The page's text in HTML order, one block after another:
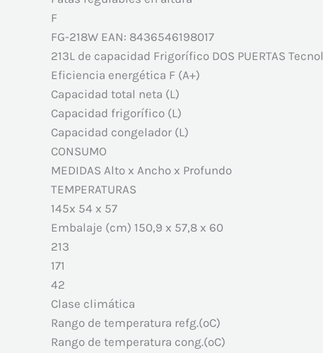
F
FG-218W EAN: 8436546198017
213L de capacidad Frigorífico DOS PUERTAS
Eficiencia energética F (A+)
Capacidad total neta (L)
Capacidad frigorífico (L)
Capacidad congelador (L)
CONSUMO
MEDIDAS Alto x Ancho x Profundo
TEMPERATURAS
145x 54 x 57
Embalaje (cm) 150,9 x 57,8 x 60
213
171
42
Clase climática
Rango de temperatura refg.(ºC)
Rango de temperatura cong.(ºC)